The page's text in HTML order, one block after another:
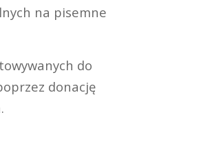
na pisemne
do
donację